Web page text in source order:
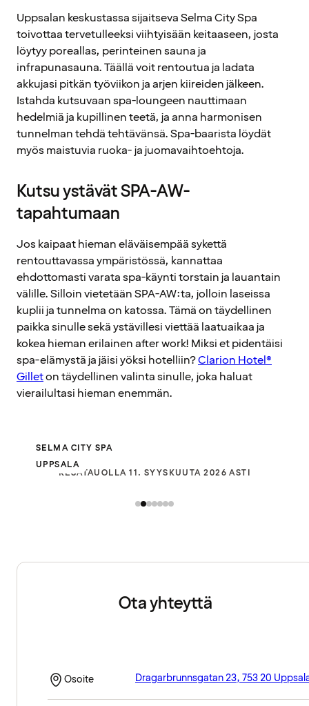
Uppsalan keskustassa sijaitseva Selma City Spa
toivottaa tervetulleeksi viihtyisään keitaaseen, josta
löytyy poreallas, perinteinen sauna ja
infrapunasauna. Täällä voit rentoutua ja ladata
akkujasi pitkän työviikon ja arjen kiireiden jälkeen.
Istahda kutsuvaan spa-loungeen nauttimaan
hedelmiä ja kupillinen teetä, ja anna harmonisen
tunnelman tehdä tehtävänsä. Spa-baarista löydät
myös maistuvia ruoka- ja juomavaihtoehtoja.
Kutsu ystävät SPA-AW-
tapahtumaan
Jos kaipaat hieman eläväisempää sykettä
rentouttavassa ympäristössä, kannattaa
ehdottomasti varata spa-käynti torstain ja lauantain
välille. Silloin vietetään SPA-AW:ta, jolloin laseissa
kuplii ja tunnelma on katossa. Tämä on täydellinen
paikka sinulle sekä ystävillesi viettää laatuaikaa ja
kokea hieman erilainen after work! Miksi et pidentäisi
spa-elämystä ja jäisi yöksi hotelliin?Clarion Hotel®
Gilleton täydellinen valinta sinulle, joka haluat
vierailultasi hieman enemmän.
KESÄTAUOLLA 11. SYYSKUUTA 2026 ASTI
SELMA CITY SPA
UPPSALA
Ota yhteyttä
Osoite Dragarbrunnsgatan 23, 753 20